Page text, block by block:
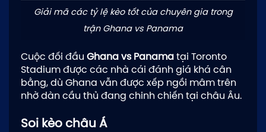
Giải mã các tỷ lệ kèo tốt của chuyên gia trong
trận Ghana vs Panama
Cuộc đối đầu Ghana vs Panamatại Toronto
Stadium được các nhà cái đánh giá khá cân
bằng, dù Ghana vẫn được xếp ngồi mâm trên
nhờ dàn cầu thủ đang chinh chiến tại châu Âu.
Soi kèo châu Á